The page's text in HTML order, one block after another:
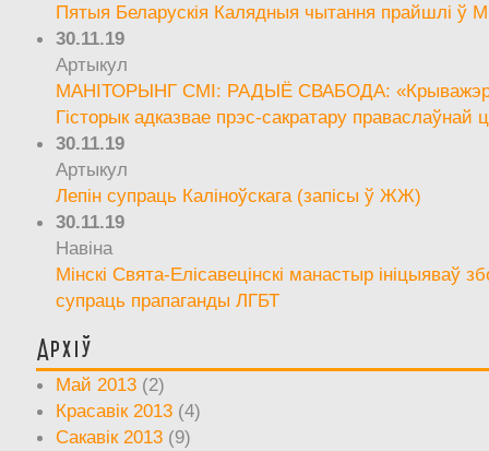
Пятыя Беларускія Калядныя чытання прайшлі ў
30.11.19
Артыкул
МАНІТОРЫНГ СМІ: РАДЫЁ СВАБОДА:
Гісторык адказвае прэс-сакратару праваслаўнай
30.11.19
Артыкул
Лепін супраць Каліноўскага (запісы ў ЖЖ)
30.11.19
Навіна
Мінскі Свята-Елісавецінскі манастыр ініцыяваў
супраць прапаганды ЛГБТ
Архіў
Май 2013 (2)
Красавік 2013 (4)
Сакавік 2013 (9)